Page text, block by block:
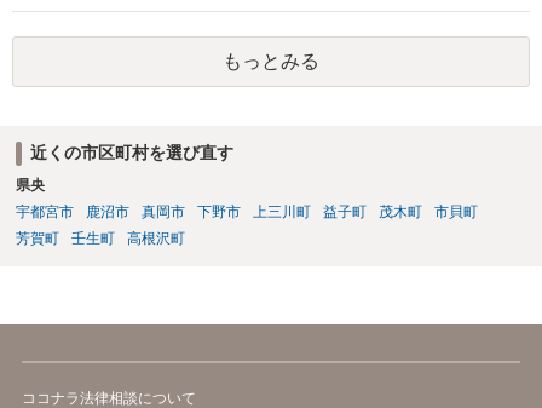
るまで賃料相当の損害賠償を続ける）。また、息子との関係でも、勝
手に第三者に又貸ししたとして、使用貸借契約の解除を検討すること
も考えられます。 ただ、同じ家にお住まいということですので、 場合
によっては、安全面を考慮して、警察へ事前に相談（あまり親身に対
の申立てもご検討なさるとよいかと思います。
もっとみる
近くの市区町村を選び直す
県央
宇都宮市
鹿沼市 真岡市 下野市 上三川町 益子町 茂木町
市貝町
芳賀町
壬生町 高根沢町
ココナラ法律相談について